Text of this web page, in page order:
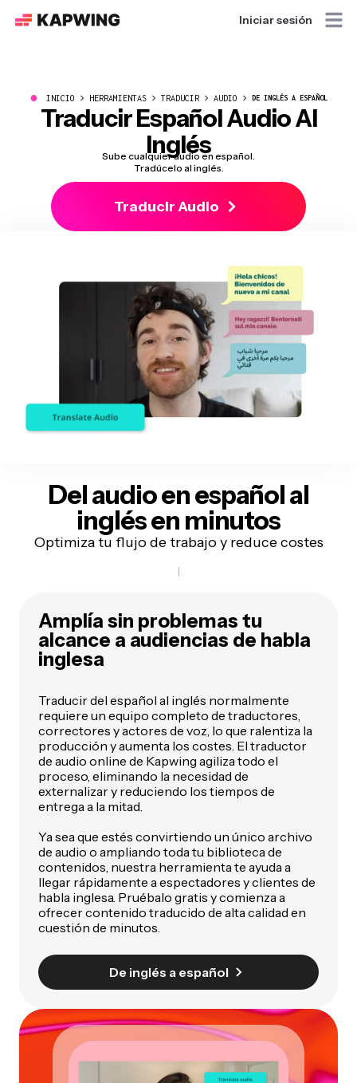
Iniciar sesión
● INICIO HERRAMIENTAS TRADUCIR AUDIO DE INGLÉS A ESPAÑOL
TraducirEspañolAudio Al
Inglés
Sube cualquier audio en español.
Tradúcelo al inglés.
Traducir Audio
Del audio en españolal
inglés en minutos
Optimiza tu flujo de trabajo y reduce costes
Amplía sin problemas tu
alcance a audiencias de habla
inglesa
Traducir del español al inglés normalmente
requiere un equipo completo de traductores,
correctores y actores de voz, lo que ralentiza la
producción y aumenta los costes. El traductor
de audio online de Kapwing agiliza todo el
proceso, eliminando la necesidad de
externalizar y reduciendo los tiempos de
entrega a la mitad.
Ya sea que estés convirtiendo un único archivo
de audio o ampliando toda tu biblioteca de
contenidos, nuestra herramienta te ayuda a
llegar rápidamente a espectadores y clientes de
habla inglesa. Pruébalo gratis y comienza a
ofrecer contenido traducido de alta calidad en
cuestión de minutos.
De inglés a español